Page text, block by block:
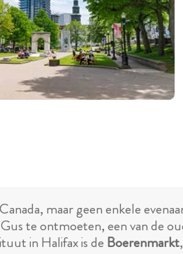
maar geen enkele
te ontmoeten, een van de
in Halifax is de Boerenmarkt